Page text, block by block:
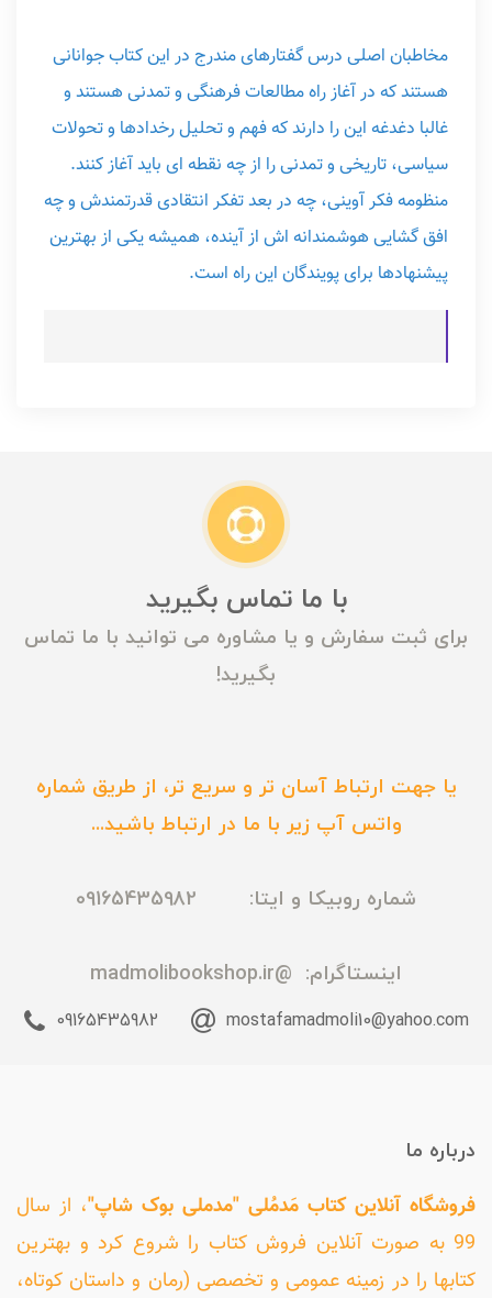
مخاطبان اصلی درس گفتارهای مندرج در این کتاب جوانانی
هستند که در آغاز راه مطالعات فرهنگی و تمدنی هستند و
غالبا دغدغه این را دارند که فهم و تحلیل رخدادها و تحولات
سیاسی، تاریخی و تمدنی را از چه نقطه ای باید آغاز کنند.
منظومه فکر آوینی، چه در بعد تفکر انتقادی قدرتمندش و چه
افق گشایی هوشمندانه اش از آینده، همیشه یکی از بهترین
پیشنهادها برای پویندگان این راه است.
با ما تماس بگیرید
برای ثبت سفارش و یا مشاوره می توانید با ما تماس
بگیرید!
یا جهت ارتباط آسان تر و سریع تر، از طریق شماره
واتس آپ زیر با ما در ارتباط باشید...
شماره روبیکا و ایتا: 09165435982
اینستاگرام: @madmolibookshop.ir
mostafamadmoli10@yahoo.com
09165435982
درباره ما
فروشگاه آنلاین کتاب مَدمُلی "مدملی بوک شاپ"، از سال
99 به صورت آنلاین فروش کتاب را شروع کرد و بهترین
کتابها را در زمینه عمومی و تخصصی (رمان و داستان کوتاه،